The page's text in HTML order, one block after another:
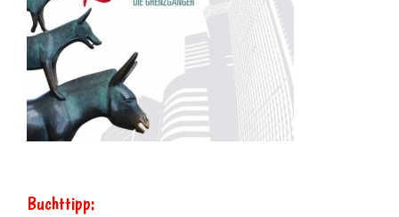
Buchttipp: